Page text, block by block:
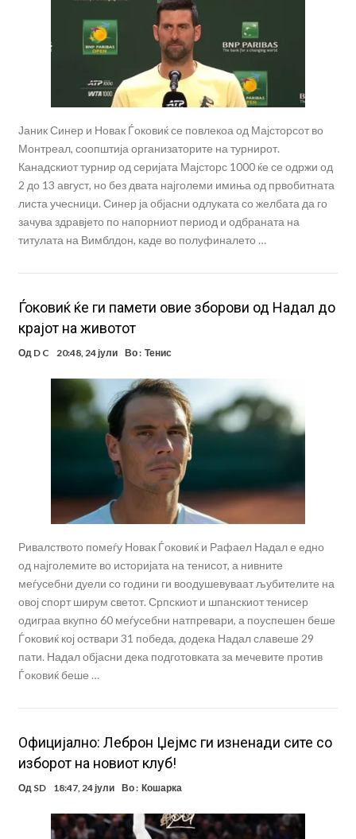
Јаник Синер и Новак Ѓоковиќ се повлекоа од Мајсторсот во
Монтреал, соопштија организаторите на турнирот.
Канадскиот турнир од серијата Мајсторс 1000 ќе се одржи од
2 до 13 август, но без двата најголеми имиња од првобитната
листа учесници. Синер ја објасни одлуката со желбата да го
зачува здравјето по напорниот период и одбраната на
титулата на Вимблдон, каде во полуфиналето …
Ѓоковиќ ќе ги памети овие зборови од Надал до
крајот на животот
Од D C 20:48, 24 јули Во : Тенис
Ривалството помеѓу Новак Ѓоковиќ и Рафаел Надал е едно
од најголемите во историјата на тенисот, а нивните
меѓусебни дуели со години ги воодушевуваат љубителите на
овој спорт ширум светот. Српскиот и шпанскиот тенисер
одиграа вкупно 60 меѓусебни натпревари, а поуспешен беше
Ѓоковиќ кој оствари 31 победа, додека Надал славеше 29
пати. Надал објасни дека подготовката за мечевите против
Ѓоковиќ беше …
Oфицијално: Леброн Џејмс ги изненади сите со
изборот на новиот клуб!
Од SD 18:47, 24 јули Во : Кошарка